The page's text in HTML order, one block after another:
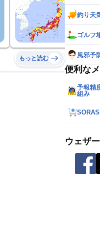
もっと読む
釣り天
ゴルフ
風邪予
便利な
予報精
組み
ウェザ